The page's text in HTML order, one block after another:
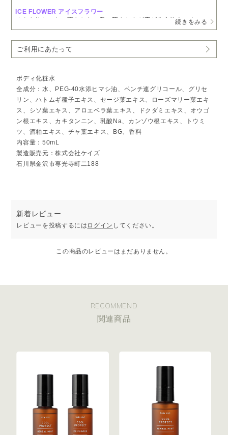
ICE FLOWER アイスフラワー
ひんやりミントの爽やかさの奥に華やかさが広がる心地よいクール
フラワーの香り
ン, etc.
やさしいフローラルミントの香りがふんわりと広がり、1日の終わり
に心ほどけるひとときを届けます。
おすすめのシーン
・お風呂上がりのクールダウンに
・寝る前のリラックスタイムに
・冷房による乾燥が気になるときの保湿ケアに
期間限定シリーズ
COOL PROTECT
涼やかな香りで、夏を心地よく守る「COOL PROTECT」シリー
ズ。
※「COOL PROTECT」は、天然精油の清涼感と心地よさをイメー
続きをみる
ご利用にあたって
ボディ化粧水
全成分：水、PEG-40水添ヒマシ油、ペンチ連グリコール、グリセ
リン、ハトムギ種子エキス、セージ葉エキス、ローズマリー葉エキ
ス、シソ葉エキス、アロエベラ葉エキス、ドクダミエキス、オウゴ
ン根エキス、カキタンニン、乳酸Na、カンゾウ根エキス、トウミ
ツ、酒粕エキス、チャ葉エキス、BG、香料
内容量：50mL
製造販売元：株式会社ケイズ
石川県金沢市専光寺町二188
新着レビュー
レビューを投稿するには ログイン してください。
この商品のレビューはまだありません。
RECOMMEND
関連商品